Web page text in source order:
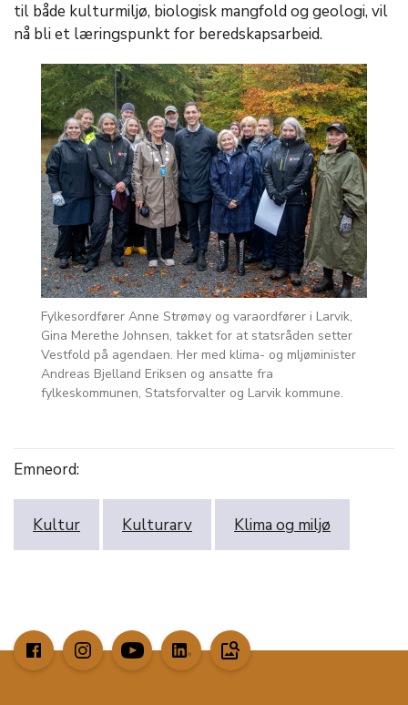
til både kulturmiljø, biologisk mangfold og geologi, vil
nå bli et læringspunkt for beredskapsarbeid.
Fylkesordfører Anne Strømøy og varaordfører i Larvik,
Gina Merethe Johnsen, takket for at statsråden setter
Vestfold på agendaen. Her med klima- og mljøminister
Andreas Bjelland Eriksen og ansatte fra
fylkeskommunen, Statsforvalter og Larvik kommune.
Emneord:
Kultur Kulturarv Klima og miljø
image_search